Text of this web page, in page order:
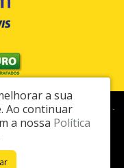
- CNPJ: 74.460.387/0001-03 -
/ SP - CEP: 06705-110
a sua
Ao continuar
a nossa Política